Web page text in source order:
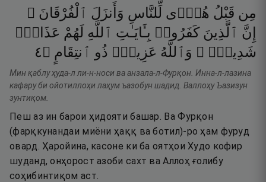
مِن قَبْلُ هُدًۭى لِّلنَّاسِ وَأَنزَلَ ٱلْفُرْقَانَ ۗ
إِنَّ ٱلَّذِينَ كَفَرُوا۟ بِـَٔايَـٰتِ ٱللَّهِ لَهُمْ عَذَابٌۭ
شَدِيدٌۭ ۗ وَٱللَّهُ عَزِيزٌۭ ذُو ٱنتِقَامٍ ۝٤
Мин қаблу ҳуда-л ли-н-носи ва анзала-л-Фурқон. Инна-л-лазина
кафару би ойотиллоҳи лаҳум ъазобун шадид. Валлоҳу Ъазизун
зунтиқом.
Пеш аз ин барои ҳидояти башар. Ва Фурқон
(фарқкунандаи миёни ҳаққ ва ботил)-ро ҳам фуруд
овард. Ҳаройина, касоне ки ба оятҳои Худо кофир
шуданд, онҳорост азоби сахт ва Аллоҳ ғолибу
соҳибинтиқом аст.